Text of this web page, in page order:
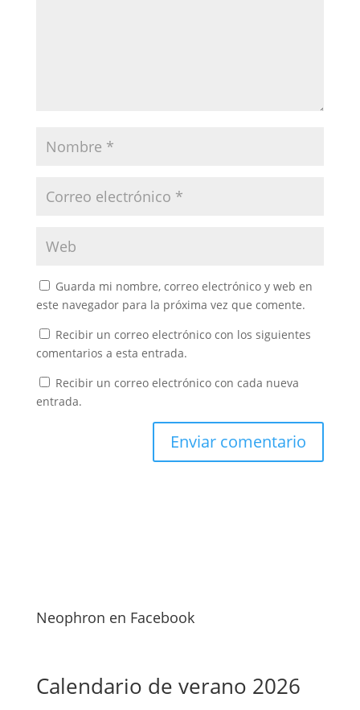
Guarda mi nombre, correo electrónico y web en
este navegador para la próxima vez que comente.
Recibir un correo electrónico con los siguientes
comentarios a esta entrada.
Recibir un correo electrónico con cada nueva
entrada.
Neophron en Facebook
Calendario de verano 2026